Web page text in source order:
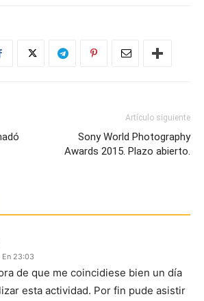
Artículo siguiente
Sony World Photography
Awards 2015. Plazo abierto.
23:03
de que me coincidiese bien un día
esta actividad. Por fin pude asistir